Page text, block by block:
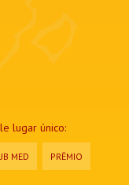
lugar único:
MED PRÊMIO